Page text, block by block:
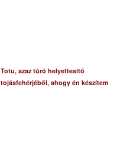
Totu, azaz túró helyettesítő
tojásfehérjéből, ahogy én készítem